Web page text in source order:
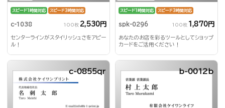
スピード1時間対応 スピード3時間対応
c-1038 100枚 2,530円
センターラインがスタイリッシュさをアピー
ル！
スピード1時間対応 スピード3時間対応
spk-0296 100枚 1,870円
あなたのお店を彩るツールとしてショップ
カードをご活用ください！
c-0855qr b-0012b